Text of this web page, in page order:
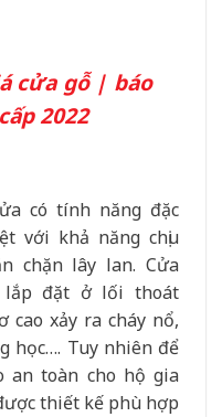
cửa gỗ | báo
2022
có tính năng đặc
với khả năng chịu
chặn lây lan. Cửa
lắp đặt ở lối thoát
cao xảy ra cháy nổ,
học…. Tuy nhiên để
an toàn cho hộ gia
thiết kế phù hợp